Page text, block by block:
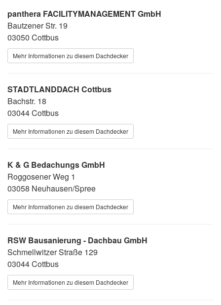
panthera FACILITYMANAGEMENT GmbH
Bautzener Str. 19
03050 Cottbus
Mehr Informationen zu diesem Dachdecker
STADTLANDDACH Cottbus
Bachstr. 18
03044 Cottbus
Mehr Informationen zu diesem Dachdecker
K & G Bedachungs GmbH
Roggosener Weg 1
03058 Neuhausen/Spree
Mehr Informationen zu diesem Dachdecker
RSW Bausanierung - Dachbau GmbH
Schmellwitzer Straße 129
03044 Cottbus
Mehr Informationen zu diesem Dachdecker